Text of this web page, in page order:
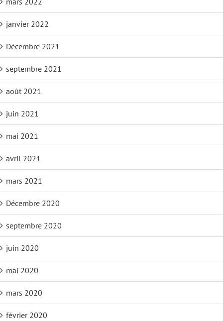
janvier 2022
Décembre 2021
septembre 2021
août 2021
juin 2021
mai 2021
avril 2021
mars 2021
Décembre 2020
septembre 2020
juin 2020
mai 2020
mars 2020
février 2020